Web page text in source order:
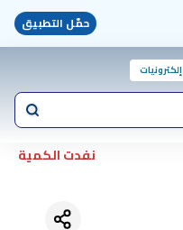
حمّل التطبيق
إلكترونيات
نفدت الكمية